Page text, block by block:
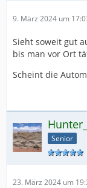
9. März 2024 um
Sieht soweit gut
bis man vor Ort
Scheint die
Senior
23. März 2024 um